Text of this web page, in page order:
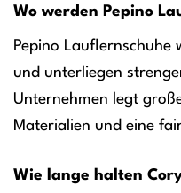
Wo werden Pepino
Pepino Lauflernschuhe
und unterliegen
Unternehmen legt
Materialien und eine
Wie lange halten